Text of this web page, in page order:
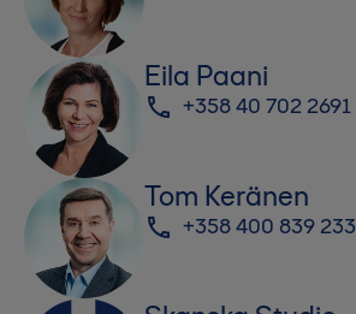
Eila Paani
+358 40 702 2691
Tom Keränen
+358 400 839 233